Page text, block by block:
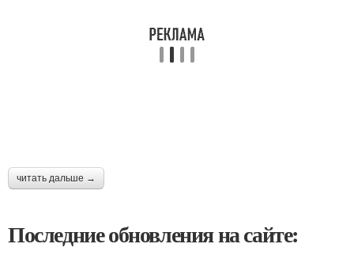
читать дальше →
Последние обновления на сайте: